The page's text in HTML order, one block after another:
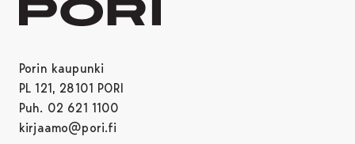
Porin kaupunki
PL 121, 28101 PORI
Puh. 02 621 1100
kirjaamo@pori.fi